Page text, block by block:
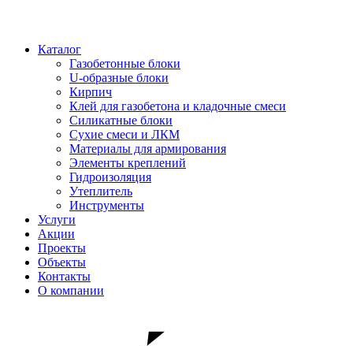
Каталог
Газобетонные блоки
U-образные блоки
Кирпич
Клей для газобетона и кладочные смеси
Силикатные блоки
Сухие смеси и ЛКМ
Материалы для армирования
Элементы креплений
Гидроизоляция
Утеплитель
Инструменты
Услуги
Акции
Проекты
Объекты
Контакты
О компании